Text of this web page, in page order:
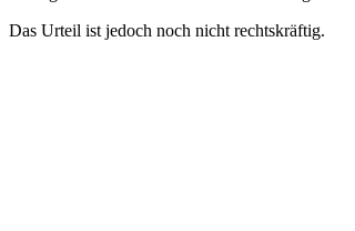
Das Urteil ist jedoch noch nicht rechtskräftig.